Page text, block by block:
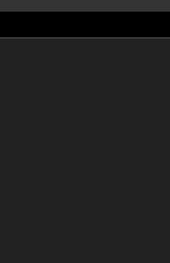
Premios